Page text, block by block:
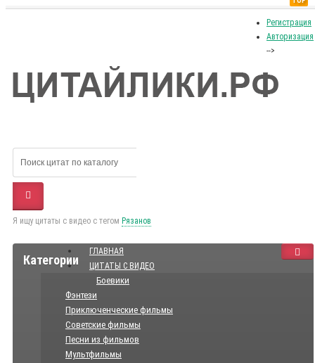
Регистрация
Авторизация
-->
Я ищу цитаты с видео с тегом Рязанов
Категории
ГЛАВНАЯ
ЦИТАТЫ С ВИДЕО
Боевики
Фэнтези
Приключенческие фильмы
Советские фильмы
Песни из фильмов
Мультфильмы